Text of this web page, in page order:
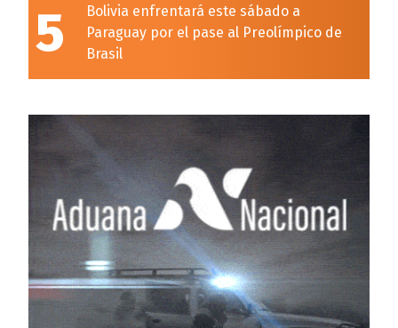
5
Bolivia enfrentará este sábado a
Paraguay por el pase al Preolímpico de
Brasil